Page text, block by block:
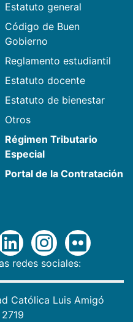
Estatuto general
Código de Buen
Gobierno
Reglamento estudiantil
Estatuto docente
Estatuto de bienestar
Otros
Régimen Tributario
Especial
Portal de la Contratación
redes sociales:
Católica Luis Amigó